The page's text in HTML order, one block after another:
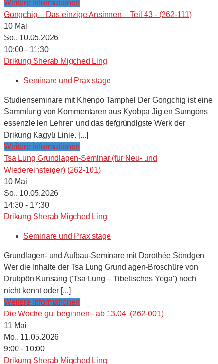
Weitere Informationen
Gongchig – Das einzige Ansinnen – Teil 43 - (262-111)
10 Mai
So.. 10.05.2026
10:00 - 11:30
Drikung Sherab Migched Ling
Seminare und Praxistage
Studienseminare mit Khenpo Tamphel Der Gongchig ist eine
Sammlung von Kommentaren aus Kyobpa Jigten Sumgöns
essenziellen Lehren und das tiefgründigste Werk der
Drikung Kagyü Linie. [...]
Weitere Informationen
Tsa Lung Grundlagen-Seminar (für Neu- und
Wiedereinsteiger) (262-101)
10 Mai
So.. 10.05.2026
14:30 - 17:30
Drikung Sherab Migched Ling
Seminare und Praxistage
Grundlagen- und Aufbau-Seminare mit Dorothée Söndgen
Wer die Inhalte der Tsa Lung Grundlagen-Broschüre von
Drubpön Kunsang (‘Tsa Lung – Tibetisches Yoga’) noch
nicht kennt oder [...]
Weitere Informationen
Die Woche gut beginnen - ab 13.04. (262-001)
11 Mai
Mo.. 11.05.2026
9:00 - 10:00
Drikung Sherab Migched Ling